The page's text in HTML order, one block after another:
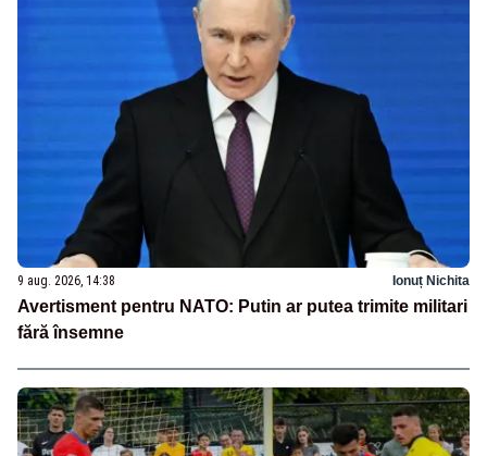
9 aug. 2026, 14:38 Ionuț Nichita
Avertisment pentru NATO: Putin ar putea trimite militari
fără însemne